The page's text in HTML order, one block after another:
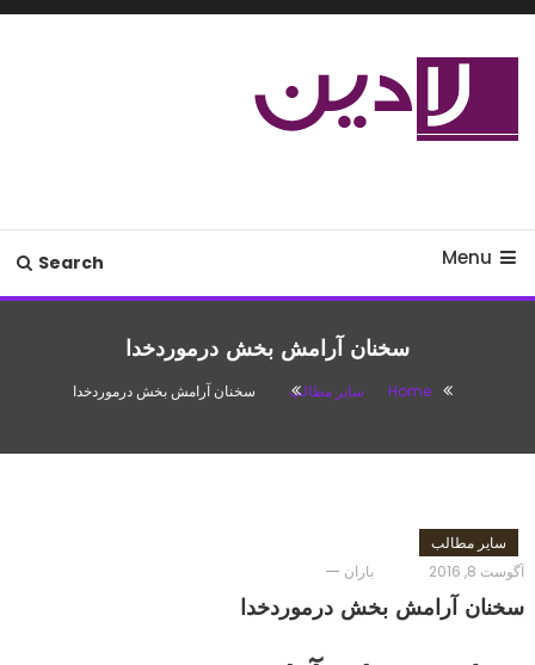
Skip
Menu
Search
سخنان آرامش بخش درموردخدا
Home سایر مطالب سخنان آرامش بخش درموردخدا
سایر مطالب
آگوست 8, 2016
باران
سخنان آرامش بخش درموردخدا